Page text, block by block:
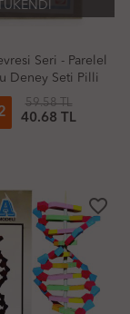
TÜKENDİ
Seri - Parelel
Deney Seti Pilli
59.58 TL
40.68 TL
favorite_border